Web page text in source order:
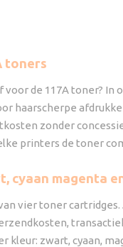
toners
de 117A toner?
haarscherpe
zonder
printers de toner
cyaan magenta
vier toner
kleur: zwart, cyaan,